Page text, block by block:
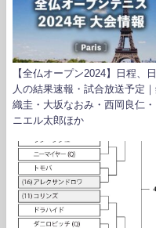
【全仏オープン2024】日程、
人の結果速報・試合放送予定
織圭・大坂なおみ・西岡良仁
ニエル太郎ほか